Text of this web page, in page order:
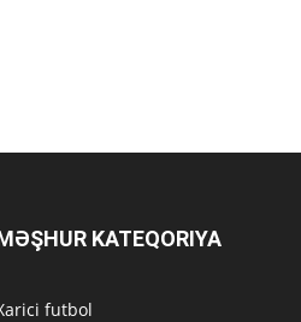
KATEQORIYA
futbol